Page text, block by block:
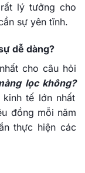
lý tưởng cho
sự yên tĩnh.
dễ dàng?
cho câu hỏi
lọc không?
tế lớn nhất
đồng mỗi năm
thực hiện các